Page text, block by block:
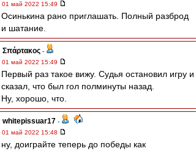
01 май 2022 15:49
Осинькина рано приглашать. Полный разброд
и шатание.
Σπάρτακος -
01 май 2022 15:49
Первый раз такое вижу. Судья остановил игру и
сказал, что был гол полминуты назад.
Ну, хорошо, что.
whitepissuar17 -
01 май 2022 15:48
ну, доиграйте теперь до победы как